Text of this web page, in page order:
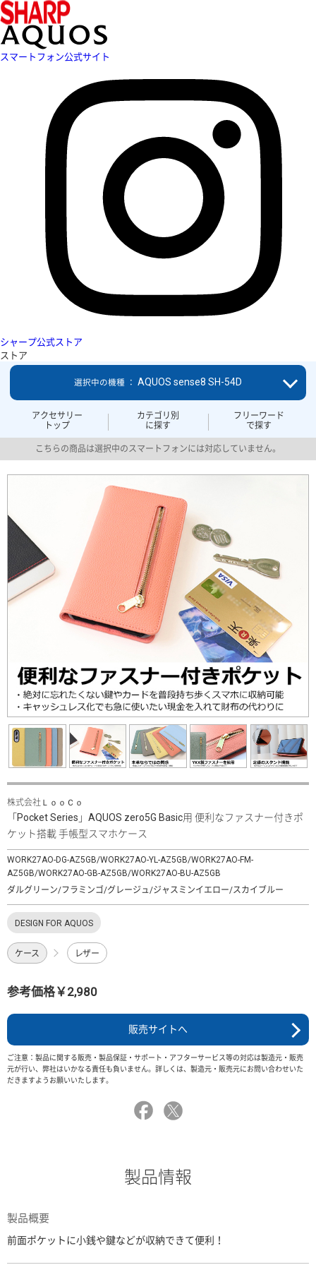
スマートフォン公式サイト
シャープ公式ストア
ストア
アクセサリー
トップ
カテゴリ別
に探す
フリーワード
で探す
選択中の機種 ： AQUOS sense8 SH-54D
こちらの商品は選択中のスマートフォンには対応していません。
株式会社ＬｏｏＣｏ
「Pocket Series」AQUOS zero5G Basic用 便利なファスナー付きポ
ケット搭載 手帳型スマホケース
WORK27AO-DG-AZ5GB/WORK27AO-YL-AZ5GB/WORK27AO-FM-
AZ5GB/WORK27AO-GB-AZ5GB/WORK27AO-BU-AZ5GB
ダルグリーン/フラミンゴ/グレージュ/ジャスミンイエロー/スカイブルー
DESIGN FOR AQUOS
ケース レザー
参考価格￥2,980
販売サイトへ
ご注意：製品に関する販売・製品保証・サポート・アフターサービス等の対応は製造元・販売
元が行い、弊社はいかなる責任も負いません。詳しくは、製造元・販売元にお問い合わせいた
だきますようお願いいたします。
製品情報
製品概要
前面ポケットに小銭や鍵などが収納できて便利！